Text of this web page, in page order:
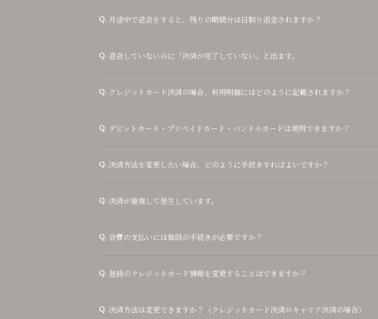
Q. 月途中で退会をすると、残りの期間分は日割り返金されますか？
Q. 退会していないのに「決済が完了していない」と出ます。
Q. クレジットカード決済の場合、利用明細にはどのように記載されますか？
Q. デビットカード・プリペイドカード・バンドルカードは使用できますか？
Q. 決済方法を変更したい場合、どのように手続きすればよいですか？
Q. 決済が重複して発生しています。
Q. 会費の支払いには毎回の手続きが必要ですか？
Q. 登録のクレジットカード情報を変更することはできますか？
Q. 決済方法は変更できますか？（クレジットカード決済⇔キャリア決済の場合）